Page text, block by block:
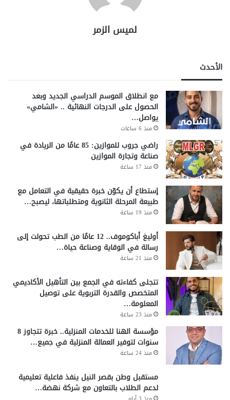
لميس الزمر
الأحدث
مع انطلاق الموسم الدراسي الجديد وبعد
الحصول على الدرجات النهائية .. «الشامي»
يواصل…
منذ 6 ساعات
راضي جروب للموازين: 85 عامًا من الريادة في
صناعة وتجارة الموازين
منذ 17 ساعة
إستطاع أن يكوّن خبرة حقيقية في التعامل مع
طبيعة المرحلة الثانوية ومتطلباتها، ليصبح…
منذ 19 ساعة
أوليغ أباكوموف.. 12 عامًا من الطب تحولت إلى
رسالة في الوقاية وصناعة حياة…
منذ 21 ساعة
تتجلى كفاءته في الجمع بين التأهيل الأكاديمي
المتخصص والقدرة التربوية على توصيل
المعلومة…
منذ 23 ساعة
مؤسسة الهنا للخدمات المنزلية.. خبرة تتجاوز 8
سنوات لتوفير العمالة المنزلية في جميع…
منذ 24 ساعة
مستقبل وطن بقصر النيل ينفذ فاعلية تعليمية
لدعم الطلاب بالتعاون مع شركة نهضة…